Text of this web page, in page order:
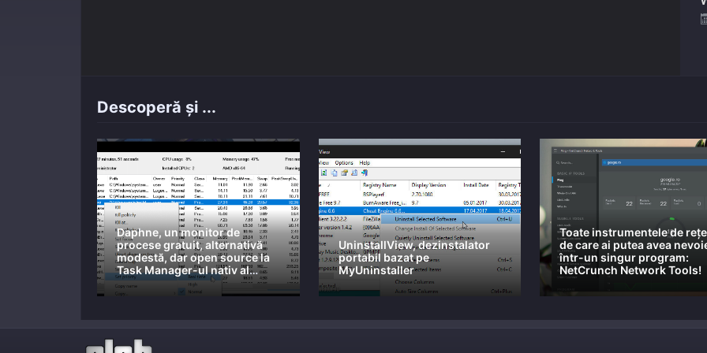
Descoperă și ...
Daphne, un monitor de
procese gratuit, alternativă
modestă, dar open source la
Task Manager-ul nativ al
Windows
UninstallView, dezinstalator
portabil bazat pe
MyUninstaller
Toate instrumentele de
de care ai putea avea
într-un singur program:
NetCrunch Network Tools!